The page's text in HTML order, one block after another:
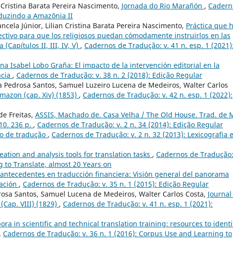
Barata Pereira Nascimento, Jornada do Rio Marañón ,
a Amazônia II
Júnior, Lilian Cristina Barata Pereira Nascimento, Práctica que
para que los religiosos puedan cómodamente instruirlos en las
(Capítulos II, III, IV, V) , Cadernos de Tradução: v. 41 n. esp. 1
Isabel Lobo Graña: El impacto de la intervención editorial en la
, Cadernos de Tradução: v. 38 n. 2 (2018): Edição Regular
Santos, Samuel Luzeiro Lucena de Medeiros, Walter Carlos
(cap. Xiv) (1853) , Cadernos de Tradução: v. 42 n. esp. 1 (2022):
Freitas, ASSIS, Machado de. Casa Velha / The Old House. Trad. de
236 p. , Cadernos de Tradução: v. 2 n. 34 (2014): Edição Regular
de tradução , Cadernos de Tradução: v. 2 n. 32 (2013): Lexicografia e
and analysis tools for translation tasks , Cadernos de
to Translate, almost 20 Years on
en traducción financiera: Visión general del panorama
, Cadernos de Tradução: v. 35 n. 1 (2015): Edição Regular
Santos, Samuel Lucena de Medeiros, Walter Carlos Costa,
VIII) (1829) , Cadernos de Tradução: v. 41 n. esp. 1 (2021):
in scientific and technical translation training: resources to
, Cadernos de Tradução: v. 36 n. 1 (2016): Corpus Use and Learning to